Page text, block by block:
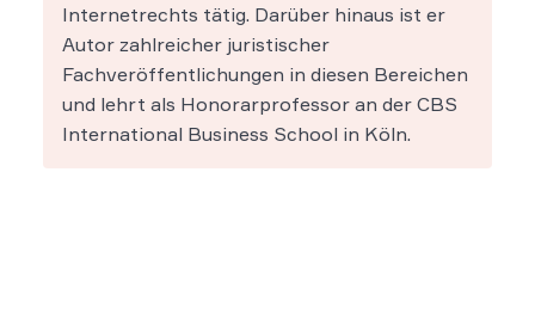
Internetrechts tätig. Darüber hinaus ist er
Autor zahlreicher juristischer
Fachveröffentlichungen in diesen Bereichen
und lehrt als Honorarprofessor an der CBS
International Business School in Köln.